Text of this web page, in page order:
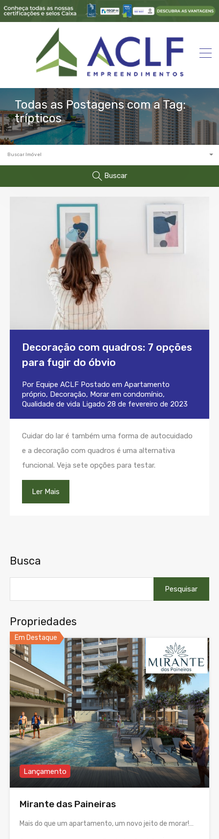
Todas as Postagens com a Tag:
trípticos
Buscar Imóvel
Buscar
Decoração com quadros: 7 opções
para fugir do óbvio
Por Equipe ACLF Postado em Apartamento
próprio, Decoração, Morar em condomínio,
Qualidade de vida Ligado 28 de fevereiro de 2023
Cuidar do lar é também uma forma de autocuidado
e a decoração com quadros é uma alternativa
funcional. Veja sete opções para testar.
Ler Mais
Busca
por:
Propriedades
Em Destaque
Lançamento
Mirante das Paineiras
Mais do que um apartamento, um novo jeito de morar!…